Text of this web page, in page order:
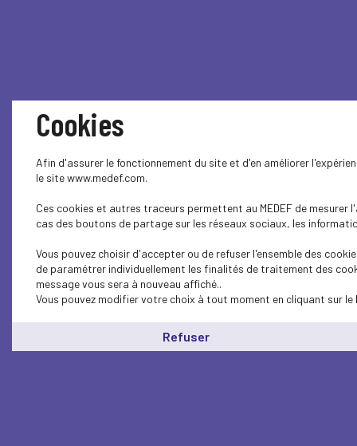
Cookies
Afin d'assurer le fonctionnement du site et d'en améliorer
le site www.medef.com.
Ces cookies et autres traceurs permettent au MEDEF de
cas des boutons de partage sur les réseaux sociaux, les
Vous pouvez choisir d'accepter ou de refuser l'ensemble des
de paramétrer individuellement les finalités de traitement des
message vous sera à nouveau affiché..
Vous pouvez modifier votre choix à tout moment en cliquant sur le
Refuser